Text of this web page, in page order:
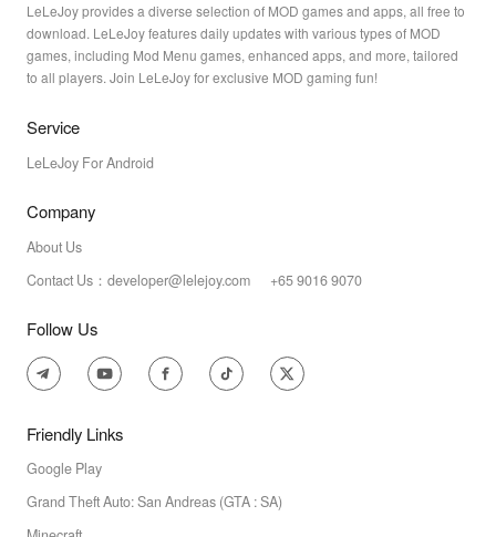
LeLeJoy provides a diverse selection of MOD games and apps, all free to
download. LeLeJoy features daily updates with various types of MOD
games, including Mod Menu games, enhanced apps, and more, tailored
to all players. Join LeLeJoy for exclusive MOD gaming fun!
Service
LeLeJoy For Android
Company
About Us
Contact Us：developer@lelejoy.com +65 9016 9070
Follow Us
Friendly Links
Google Play
Grand Theft Auto: San Andreas (GTA : SA)